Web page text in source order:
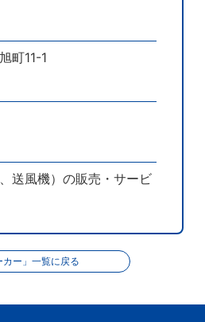
町11-1
送風機）の販売・サービ
カー」一覧に戻る